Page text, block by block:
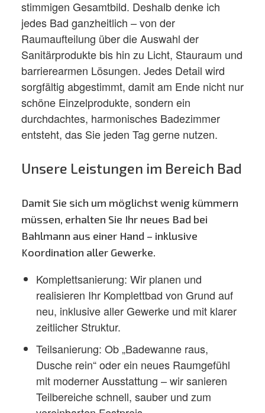
stimmigen Gesamtbild. Deshalb denke ich
jedes Bad ganzheitlich – von der
Raumaufteilung über die Auswahl der
Sanitärprodukte bis hin zu Licht, Stauraum und
barrierearmen Lösungen. Jedes Detail wird
sorgfältig abgestimmt, damit am Ende nicht nur
schöne Einzelprodukte, sondern ein
durchdachtes, harmonisches Badezimmer
entsteht, das Sie jeden Tag gerne nutzen.
​Unsere Leistungen im Bereich Bad
Damit Sie sich um möglichst wenig kümmern
müssen, erhalten Sie Ihr neues Bad bei
Bahlmann aus einer Hand – inklusive
Koordination aller Gewerke.
​Komplettsanierung: Wir planen und
realisieren Ihr Komplettbad von Grund auf
neu, inklusive aller Gewerke und mit klarer
zeitlicher Struktur.
​Teilsanierung: Ob „Badewanne raus,
Dusche rein“ oder ein neues Raumgefühl
mit moderner Ausstattung – wir sanieren
Teilbereiche schnell, sauber und zum